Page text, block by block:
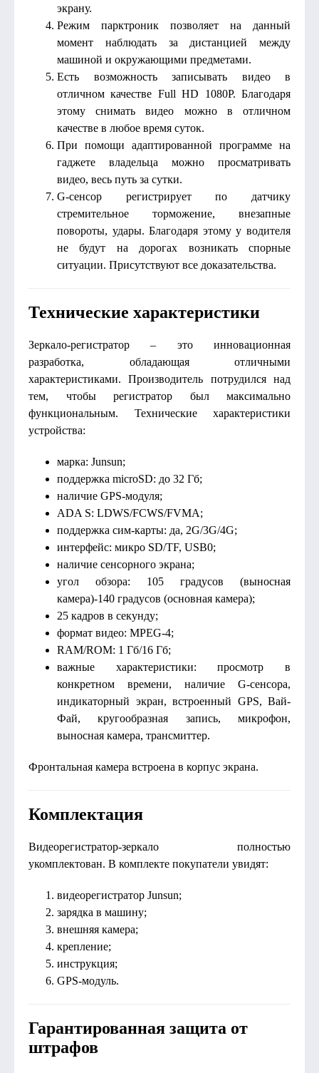
экрану.
Режим парктроник позволяет на данный
момент наблюдать за дистанцией между
машиной и окружающими предметами.
Есть возможность записывать видео в
отличном качестве Full HD 1080P. Благодаря
этому снимать видео можно в отличном
качестве в любое время суток.
При помощи адаптированной программе на
гаджете владельца можно просматривать
видео, весь путь за сутки.
G-сенсор регистрирует по датчику
стремительное торможение, внезапные
повороты, удары. Благодаря этому у водителя
не будут на дорогах возникать спорные
ситуации. Присутствуют все доказательства.
Технические характеристики
Зеркало-регистратор – это инновационная
разработка, обладающая отличными
характеристиками. Производитель потрудился над
тем, чтобы регистратор был максимально
функциональным. Технические характеристики
устройства:
марка: Junsun;
поддержка microSD: до 32 Гб;
наличие GPS-модуля;
ADA S: LDWS/FCWS/FVMA;
поддержка сим-карты: да, 2G/3G/4G;
интерфейс: микро SD/TF, USB0;
наличие сенсорного экрана;
угол обзора: 105 градусов (выносная
камера)-140 градусов (основная камера);
25 кадров в секунду;
формат видео: MPEG-4;
RAM/ROM: 1 Гб/16 Гб;
важные характеристики: просмотр в
конкретном времени, наличие G-сенсора,
индикаторный экран, встроенный GPS, Вай-
Фай, кругообразная запись, микрофон,
выносная камера, трансмиттер.
Фронтальная камера встроена в корпус экрана.
Комплектация
Видеорегистратор-зеркало полностью
укомплектован. В комплекте покупатели увидят:
видеорегистратор Junsun;
зарядка в машину;
внешняя камера;
крепление;
инструкция;
GPS-модуль.
Гарантированная защита от
штрафов